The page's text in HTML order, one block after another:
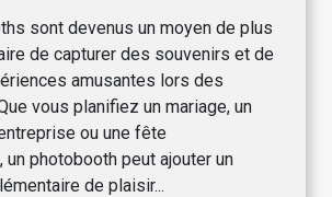
sont devenus un moyen de plus
de capturer des souvenirs et de
amusantes lors des
vous planifiez un mariage, un
ou une fête
un photobooth peut ajouter un
de plaisir...